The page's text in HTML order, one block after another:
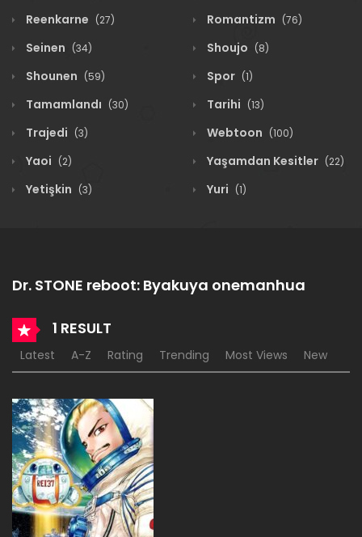
Reenkarne (27) Romantizm (76)
Seinen (34) Shoujo (8)
Shounen (59) Spor (1)
Tamamlandı (30) Tarihi (13)
Trajedi (3) Webtoon (100)
Yaoi (2) Yaşamdan Kesitler (22)
Yetişkin (3) Yuri (1)
Dr. STONE reboot: Byakuya onemanhua
1 RESULT
Latest A-Z Rating Trending Most Views New